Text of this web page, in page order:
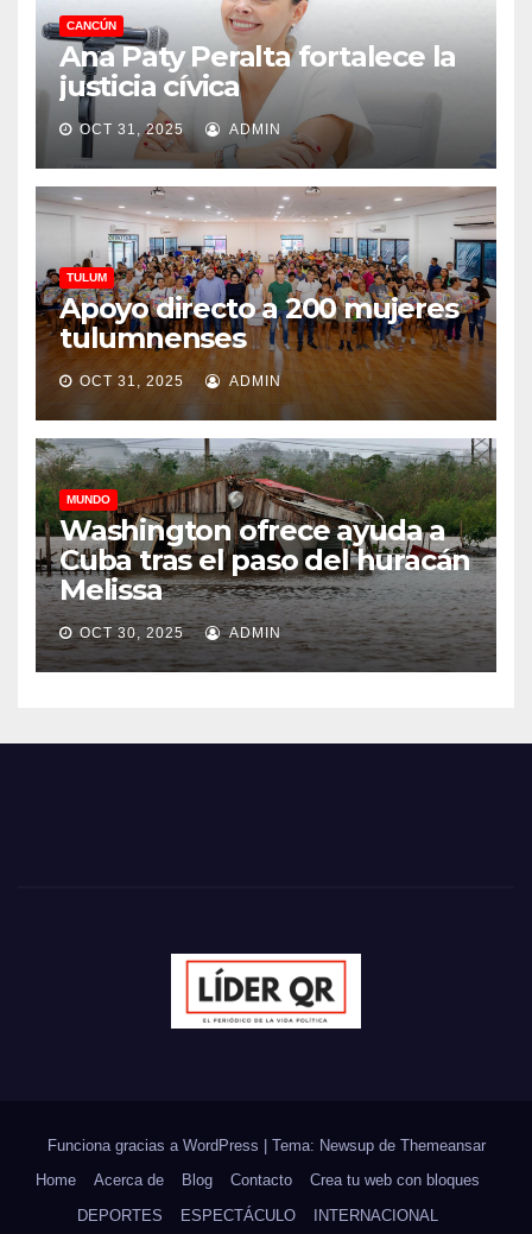
CANCÚN
Ana Paty Peralta fortalece la
justicia cívica
OCT 31, 2025 ADMIN
TULUM
Apoyo directo a 200 mujeres
tulumnenses
OCT 31, 2025 ADMIN
MUNDO
Washington ofrece ayuda a
Cuba tras el paso del huracán
Melissa
OCT 30, 2025 ADMIN
Funciona gracias a WordPress | Tema: Newsup de Themeansar
Home
Acerca de Blog Contacto
Crea tu web con bloques
DEPORTES
ESPECTÁCULO INTERNACIONAL